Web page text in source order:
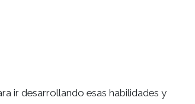
ir desarrollando esas habilidades y